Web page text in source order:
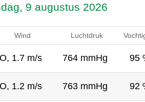
9 augustus 2026
Wind Luchtdruk
O, 1.7 m/s 764 mmHg 95
O, 1.2 m/s 763 mmHg 92